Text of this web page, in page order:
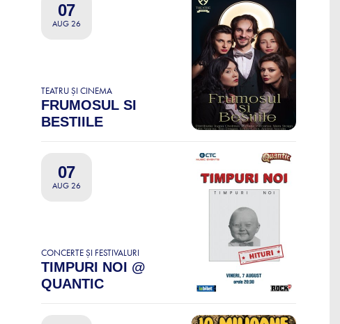
07
AUG 26
TEATRU ȘI CINEMA
FRUMOSUL SI
BESTIILE
07
AUG 26
CONCERTE ȘI FESTIVALURI
TIMPURI NOI @
QUANTIC